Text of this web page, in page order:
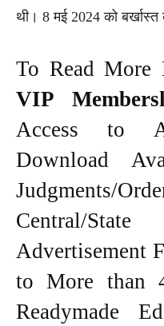
थी। 8 मई 2024 को
To Read More
VIP
Access to
Download
Judgments/
Central/
Advertisement
to More than
Readymade